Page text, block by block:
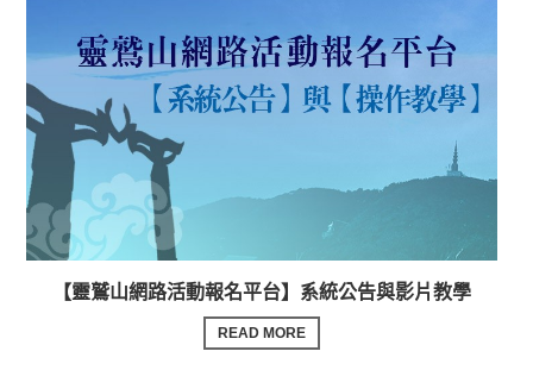
【靈鷲山網路活動報名平台】系統公告與影片教學
READ MORE